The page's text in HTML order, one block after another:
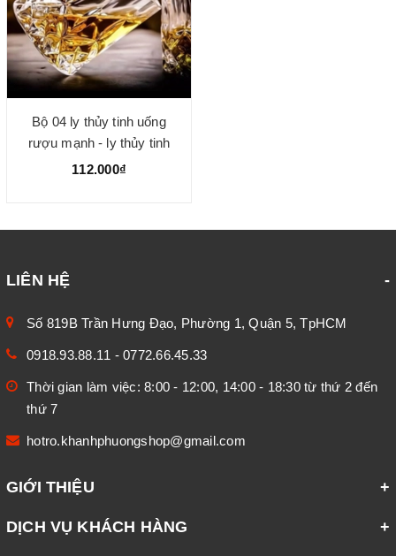
Bộ 04 ly thủy tinh uống
rượu mạnh - ly thủy tinh
cao cấp
112.000₫
LIÊN HỆ
Số 819B Trần Hưng Đạo, Phường 1, Quận 5, TpHCM
0918.93.88.11 - 0772.66.45.33
Thời gian làm việc: 8:00 - 12:00, 14:00 - 18:30 từ thứ 2 đến
thứ 7
hotro.khanhphuongshop@gmail.com
GIỚI THIỆU
DỊCH VỤ KHÁCH HÀNG